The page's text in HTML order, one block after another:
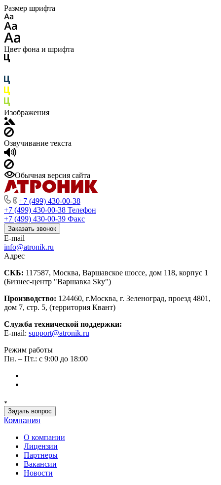
Размер шрифта
Цвет фона и шрифта
Изображения
Озвучивание текста
Обычная версия сайта
+7 (499) 430-00-38
+7 (499) 430-00-38 Телефон
+7 (499) 430-00-39 Факс
Заказать звонок
E-mail
info@atronik.ru
Адрес
СКБ: 117587, Москва, Варшавское шоссе, дом 118, корпус 1
(Бизнес-центр "Варшавка Sky")
Производство: 124460, г.Москва, г. Зеленоград, проезд 4801,
дом 7, стр. 5, (территория Квант)
Служба технической поддержки:
E-mail: support@atronik.ru
Режим работы
Пн. – Пт.: с 9:00 до 18:00
Задать вопрос
Компания
О компании
Лицензии
Партнеры
Вакансии
Новости